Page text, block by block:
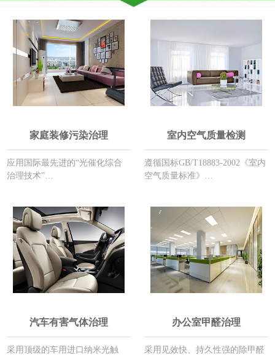
家庭装修污染治理
应用国际最先进的“光催化综合
治理技术”…
室内空气质量检测
遵循国标GB/T18883-2002《室内
空气质量标准》…
汽车有害气体治理
采用顶级的车用进口纳米光触
办公室甲醛治理
采用见效快、持久性强的除甲醛